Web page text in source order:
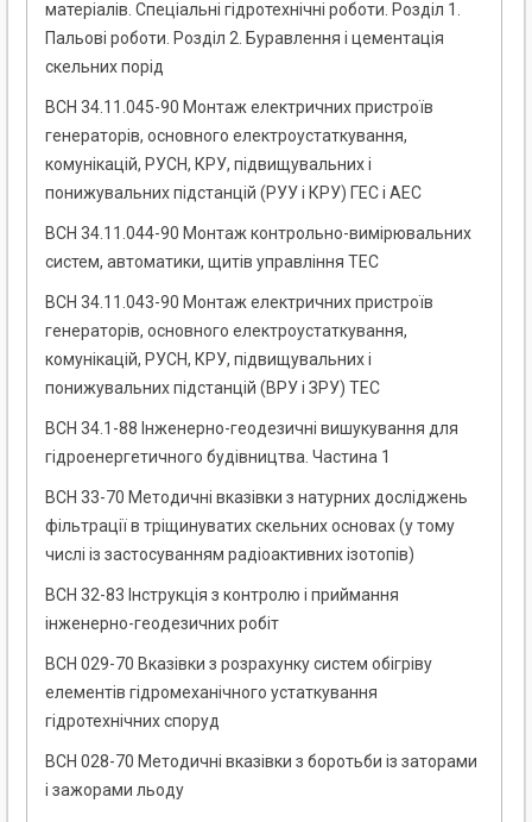
матеріалів. Спеціальні гідротехнічні роботи. Розділ 1.
Пальові роботи. Розділ 2. Буравлення і цементація
скельних порід
ВСН 34.11.045-90 Монтаж електричних пристроїв
генераторів, основного електроустаткування,
комунікацій, РУСН, КРУ, підвищувальних і
понижувальних підстанцій (РУУ і КРУ) ГЕС і АЕС
ВСН 34.11.044-90 Монтаж контрольно-вимірювальних
систем, автоматики, щитів управління ТЕС
ВСН 34.11.043-90 Монтаж електричних пристроїв
генераторів, основного електроустаткування,
комунікацій, РУСН, КРУ, підвищувальних і
понижувальних підстанцій (ВРУ і ЗРУ) ТЕС
ВСН 34.1-88 Інженерно-геодезичні вишукування для
гідроенергетичного будівництва. Частина 1
ВСН 33-70 Методичні вказівки з натурних досліджень
фільтрації в тріщинуватих скельних основах (у тому
числі із застосуванням радіоактивних ізотопів)
ВСН 32-83 Інструкція з контролю і приймання
інженерно-геодезичних робіт
ВСН 029-70 Вказівки з розрахунку систем обігріву
елементів гідромеханічного устаткування
гідротехнічних споруд
ВСН 028-70 Методичні вказівки з боротьби із заторами
і зажорами льоду